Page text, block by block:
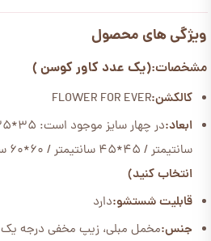
ویژگی های محصول
مشخصات:(یک عدد کاور کوسن )
کالکشن:FLOWER FOR EVER
ابعاد:
سانتیمتر / 45*45 سانتیمتر / 60*60 سانتیمتر
انتخاب کنید)
قابلیت شستشو:دارد
جنس:مخمل مبلی، زیپ مخفی درجه یک